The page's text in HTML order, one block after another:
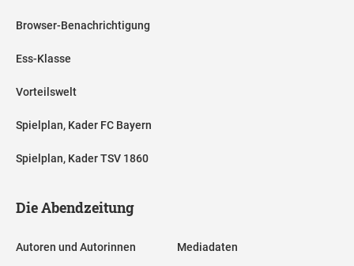
Browser-Benachrichtigung
Ess-Klasse
Vorteilswelt
Spielplan, Kader FC Bayern
Spielplan, Kader TSV 1860
Die Abendzeitung
Autoren und Autorinnen Mediadaten